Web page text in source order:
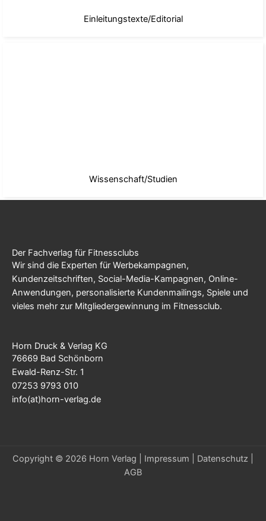
Einleitungstexte/Editorial
Wissenschaft/Studien
Der Fachverlag für Fitnessclubs
Wir sind die Experten für Werbekampagnen,
Kundenzeitschriften, Social-Media-Kampagnen, Online-
Anwendungen, personalisierte Kundenmailings, Spiele und
vieles mehr zur Mitgliedergewinnung im Fitnessclub.
Horn Druck & Verlag KG
76669 Bad Schönborn
Ewald-Renz-Str. 1
07253 9793 010
info(at)horn-verlag.de
Copyright © 2026 Horn Verlag | Impressum Datenschutz
AGB